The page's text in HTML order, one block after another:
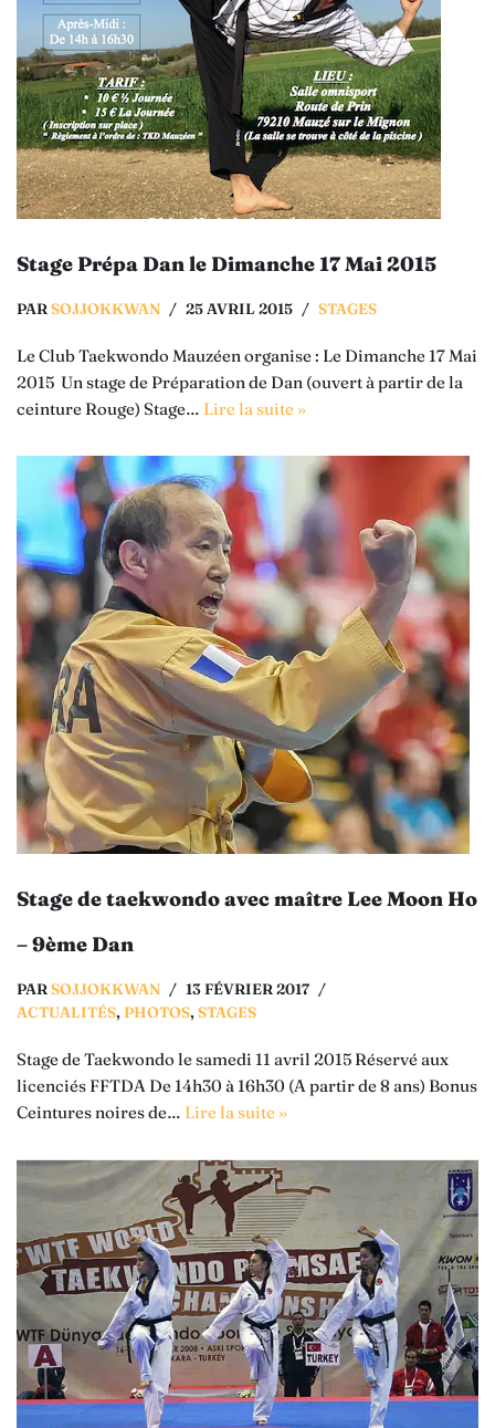
Stage Prépa Dan le Dimanche 17 Mai 2015
PARSOJJOKKWAN 25 AVRIL 2015 STAGES
Le Club Taekwondo Mauzéen organise : Le Dimanche 17 Mai
2015 Un stage de Préparation de Dan (ouvert à partir de la
ceinture Rouge) Stage… Lire la suite »
Stage de taekwondo avec maître Lee Moon Ho
– 9ème Dan
PARSOJJOKKWAN
13 FÉVRIER 2017
ACTUALITÉS, PHOTOS, STAGES
Stage de Taekwondo le samedi 11 avril 2015 Réservé aux
licenciés FFTDA De 14h30 à 16h30 (A partir de 8 ans) Bonus
Ceintures noires de… Lire la suite »